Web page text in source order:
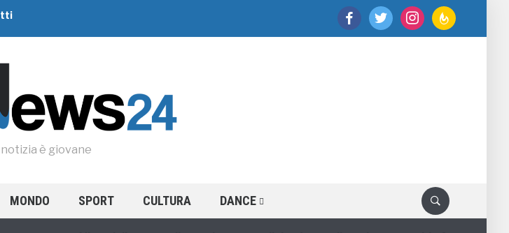
facebooktwitter instagramfeedburner
notizia è giovane
MONDO SPORT CULTURA DANCE